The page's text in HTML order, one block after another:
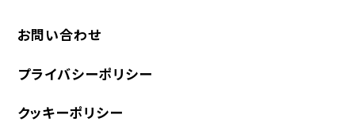
お問い合わせ
プライバシーポリシー
クッキーポリシー